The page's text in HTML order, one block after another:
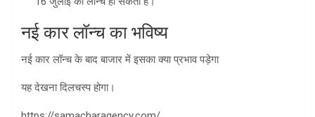
नई कार लॉन्च का भविष्य
नई कार लॉन्च के बाद बाजार में इसका क्या प्रभाव पड़ेगा
यह देखना दिलचस्प होगा।